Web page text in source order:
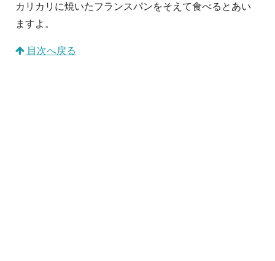
カリカリに焼いたフランスパンをそえて食べるとあい
ますよ。
目次へ戻る